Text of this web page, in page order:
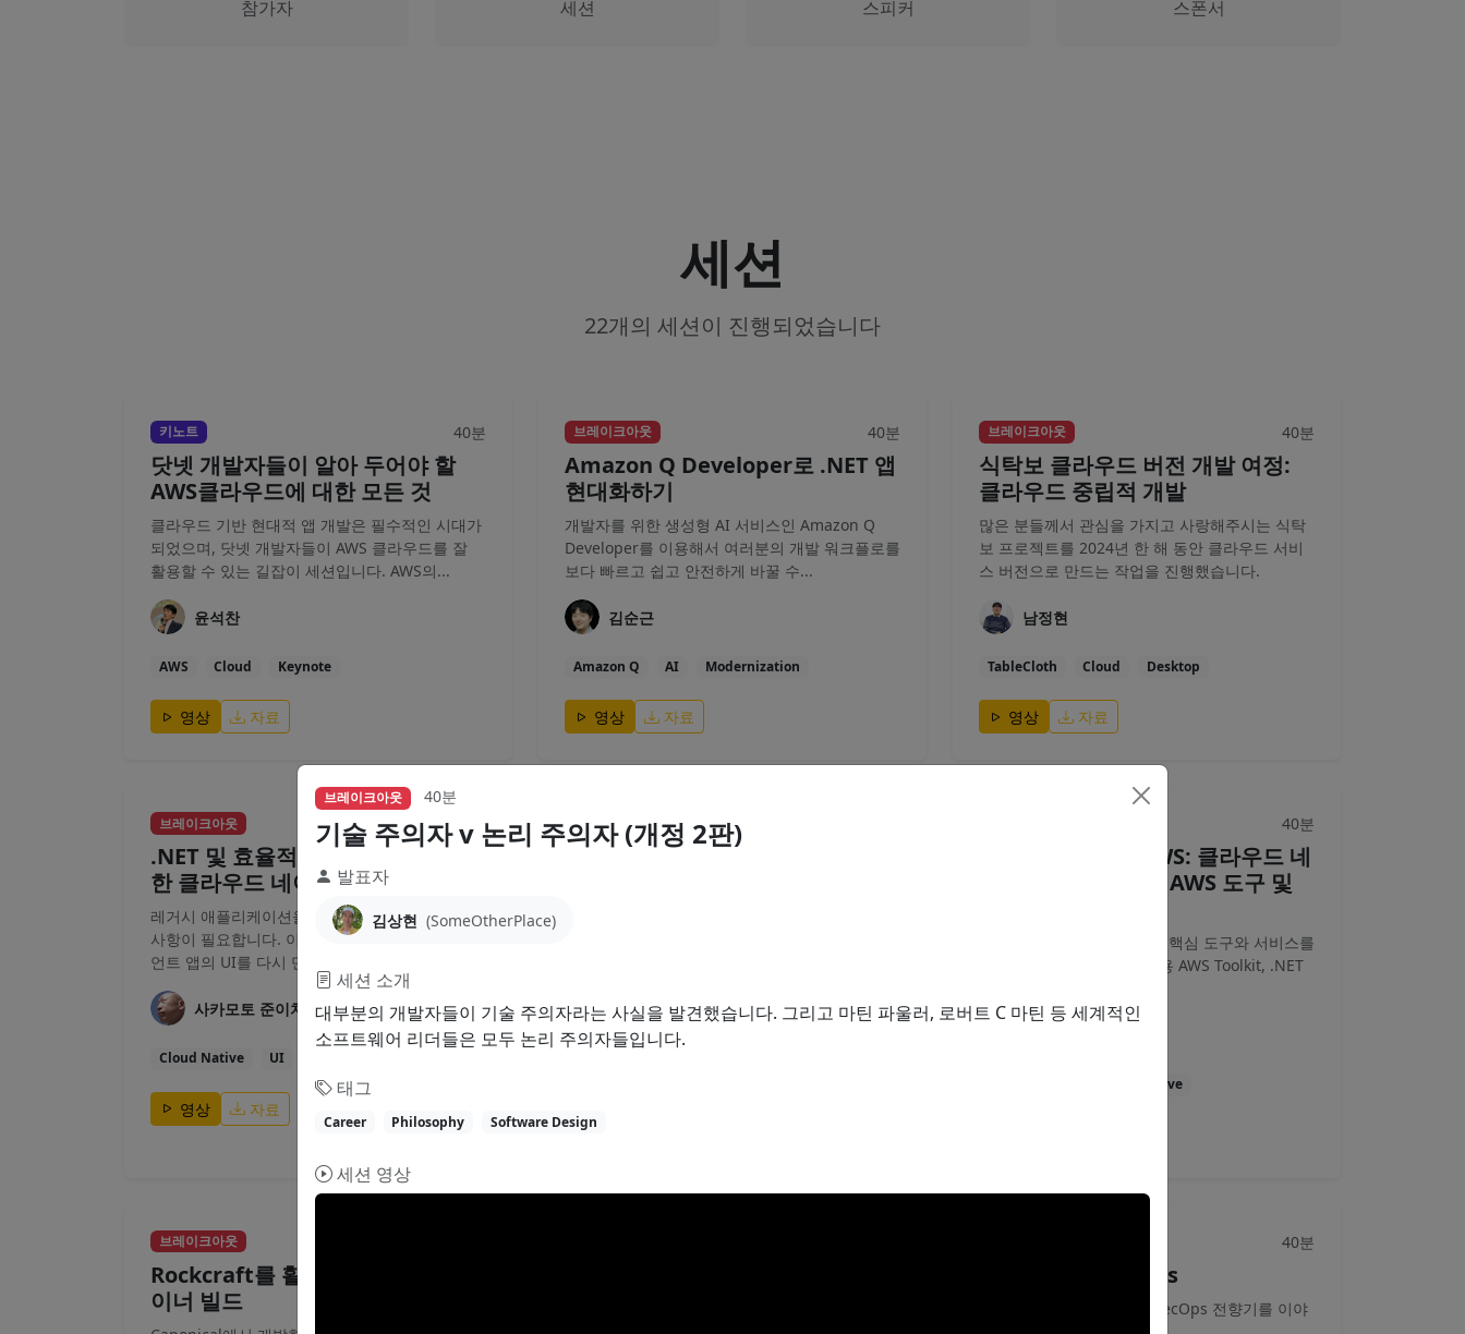
참가자 세션 스피커 스폰서
세션
22개의 세션이 진행되었습니다
키노트 40분
닷넷 개발자들이 알아 두어야 할
AWS클라우드에 대한 모든 것
클라우드 기반 현대적 앱 개발은 필수적인 시대가
되었으며, 닷넷 개발자들이 AWS 클라우드를 잘
활용할 수 있는 길잡이 세션입니다. AWS의...
윤석찬
AWS Cloud Keynote
영상 자료
브레이크아웃 40분
Amazon Q Developer로 .NET 앱
현대화하기
개발자를 위한 생성형 AI 서비스인 Amazon Q
Developer를 이용해서 여러분의 개발 워크플로를
보다 빠르고 쉽고 안전하게 바꿀 수...
김순근
Amazon Q AI Modernization
영상 자료
브레이크아웃 40분
식탁보 클라우드 버전 개발 여정:
클라우드 중립적 개발
많은 분들께서 관심을 가지고 사랑해주시는 식탁
보 프로젝트를 2024년 한 해 동안 클라우드 서비
스 버전으로 만드는 작업을 진행했습니다.
남정현
TableCloth Cloud Desktop
영상 자료
브레이크아웃 40분
.NET 및 효율적인 UI 재구축을 통
한 클라우드 네이티브 전환
레거시 애플리케이션을 현대화하려면 많은 고려
사항이 필요합니다. 이 세션에서는 최신 웹 클라이
언트 앱의 UI를 다시 만드는 데 중점을 두고...
사카모토 준이치
Cloud Native UI
영상 자료
브레이크아웃
AI-Powered Application 개발을
손광락
40분
About .NET on AWS: 클라우드 네
이티브 개발을 위한 AWS 도구 및
AWS에서 .NET 개발을 위한 핵심 도구와 서비스를
소개합니다. Visual Studio용 AWS Toolkit, .NET
Cloud Native
브레이크아웃
Rockcraft를 활용한 .NET 앱 컨테
이너 빌드
40분
DotNetDevSecOps
9년차 .NET 개발자의 DevSecOps 전향기를 이야
브레이크아웃 40분
기술 주의자 v 논리 주의자 (개정 2판)
발표자
김상현 (SomeOtherPlace)
세션 소개
대부분의 개발자들이 기술 주의자라는 사실을 발견했습니다. 그리고 마틴 파울러, 로버트 C 마틴 등 세계적인
소프트웨어 리더들은 모두 논리 주의자들입니다.
태그
Career Philosophy Software Design
세션 영상